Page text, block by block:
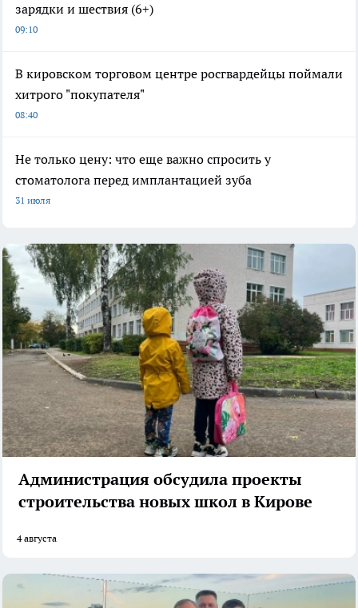
зарядки и шествия (6+)
09:10
В кировском торговом центре росгвардейцы поймали
хитрого "покупателя"
08:40
Не только цену: что еще важно спросить у
стоматолога перед имплантацией зуба
31 июля
Администрация обсудила проекты
строительства новых школ в Кирове
4 августа